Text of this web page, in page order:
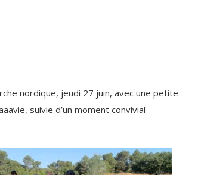
nordique, jeudi 27 juin, avec une petite
suivie d’un moment convivial